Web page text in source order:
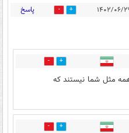
3 پاسخ
0
مثل شما نیستند که
0